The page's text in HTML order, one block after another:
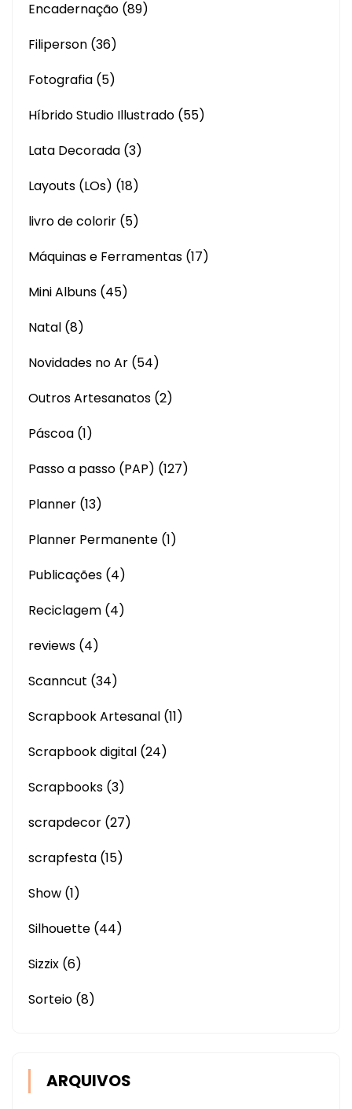
Encadernação (89)
Filiperson (36)
Fotografia (5)
Híbrido Studio Illustrado (55)
Lata Decorada (3)
Layouts (LOs) (18)
livro de colorir (5)
Máquinas e Ferramentas (17)
Mini Albuns (45)
Natal (8)
Novidades no Ar (54)
Outros Artesanatos (2)
Páscoa (1)
Passo a passo (PAP) (127)
Planner (13)
Planner Permanente (1)
Publicações (4)
Reciclagem (4)
reviews (4)
Scanncut (34)
Scrapbook Artesanal (11)
Scrapbook digital (24)
Scrapbooks (3)
scrapdecor (27)
scrapfesta (15)
Show (1)
Silhouette (44)
Sizzix (6)
Sorteio (8)
ARQUIVOS